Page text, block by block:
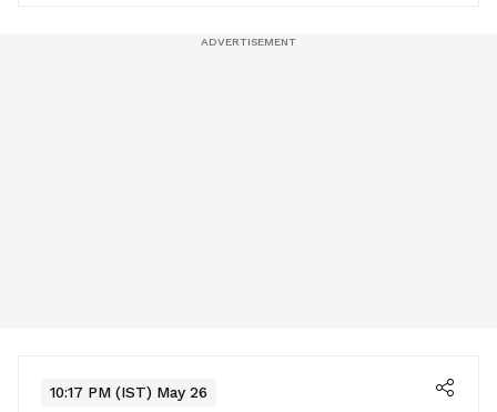
10:17 PM (IST) May 26